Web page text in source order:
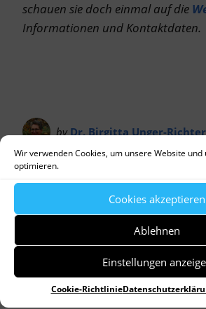
Wir verwenden Cookies, um unsere Website und
optimieren.
Cookies akzeptieren
Ablehnen
Einstellungen
Cookie-Richtlinie
schauen sie doch einmal auf die
Informationen und Kontaktdaten.
byDr. Birgitta Unger-Richter
Allgemein
Christi Himmelfahrt
Franz Xaver von Unertl
Kirchenstiftung
Restaurierungswerkstatt
Schönbrunn
unter Dach und Fach